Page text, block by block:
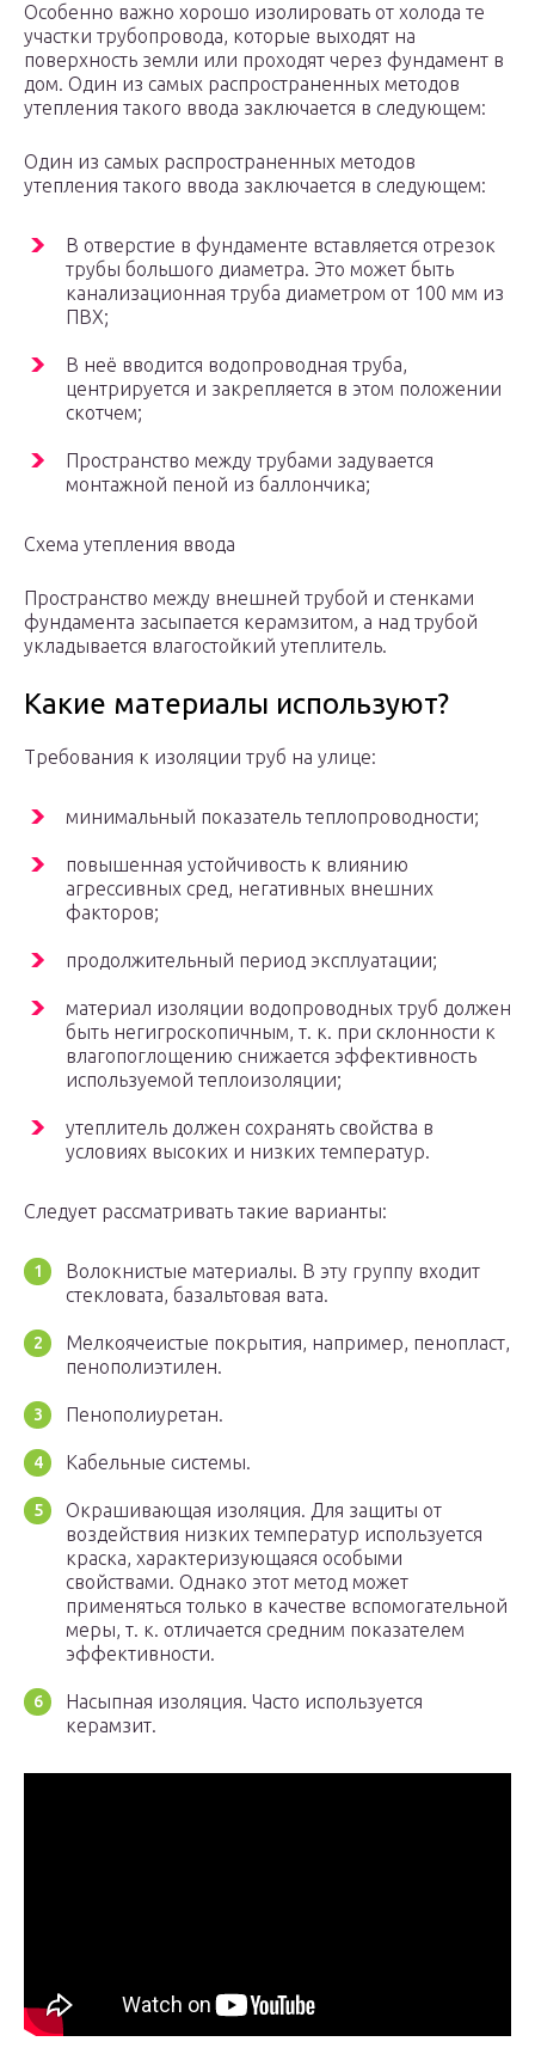
Особенно важно хорошо изолировать от холода те
участки трубопровода, которые выходят на
поверхность земли или проходят через фундамент в
дом. Один из самых распространенных методов
утепления такого ввода заключается в следующем:
Один из самых распространенных методов
утепления такого ввода заключается в следующем:
В отверстие в фундаменте вставляется отрезок
трубы большого диаметра. Это может быть
канализационная труба диаметром от 100 мм из
ПВХ;
В неё вводится водопроводная труба,
центрируется и закрепляется в этом положении
скотчем;
Пространство между трубами задувается
монтажной пеной из баллончика;
Схема утепления ввода
Пространство между внешней трубой и стенками
фундамента засыпается керамзитом, а над трубой
укладывается влагостойкий утеплитель.
Какие материалы используют?
Требования к изоляции труб на улице:
минимальный показатель теплопроводности;
повышенная устойчивость к влиянию
агрессивных сред, негативных внешних
факторов;
продолжительный период эксплуатации;
материал изоляции водопроводных труб должен
быть негигроскопичным, т. к. при склонности к
влагопоглощению снижается эффективность
используемой теплоизоляции;
утеплитель должен сохранять свойства в
условиях высоких и низких температур.
Следует рассматривать такие варианты:
Волокнистые материалы. В эту группу входит
стекловата, базальтовая вата.
Мелкоячеистые покрытия, например, пенопласт,
пенополиэтилен.
Пенополиуретан.
Кабельные системы.
Окрашивающая изоляция. Для защиты от
воздействия низких температур используется
краска, характеризующаяся особыми
свойствами. Однако этот метод может
применяться только в качестве вспомогательной
меры, т. к. отличается средним показателем
эффективности.
Насыпная изоляция. Часто используется
керамзит.